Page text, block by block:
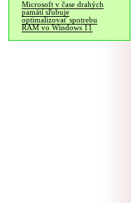
Microsoft v čase drahých
pamätí sľubuje
optimalizovať spotrebu
RAM vo Windows 11